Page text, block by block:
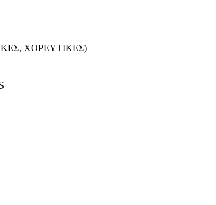
ΧΟΡΕΥΤΙΚΕΣ)